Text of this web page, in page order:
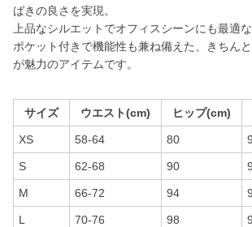
ばきの良さを実現。
上品なシルエットでオフィスシーンにも最適な
ポケット付きで機能性も兼ね備えた、きちん
が魅力のアイテムです。
サイズ ウエスト(cm) ヒップ(cm)
XS 58-64 80
S 62-68 90
M 66-72 94
L 70-76 98